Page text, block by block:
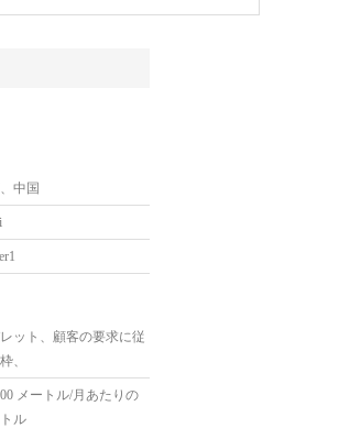
中国
ット、顧客の要求に従
、
メートル/月あたりの
ル